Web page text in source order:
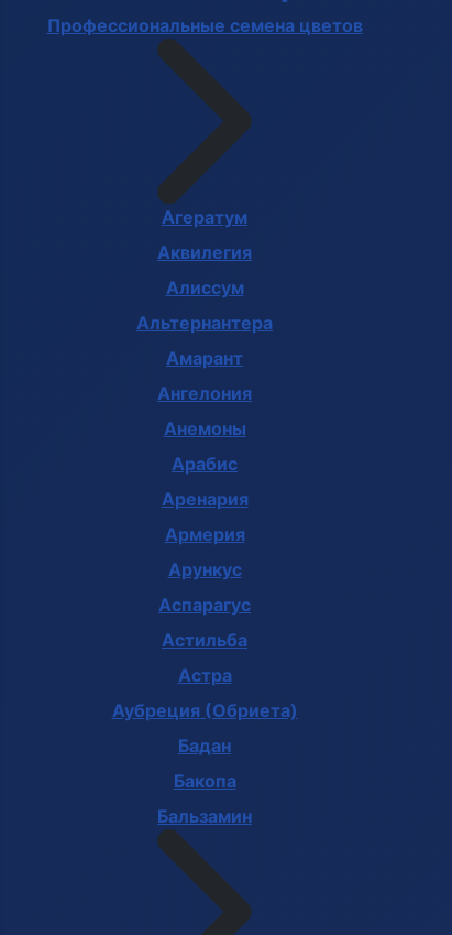
Профессиональные семена цветов
Агератум
Аквилегия
Алиссум
Альтернантера
Амарант
Ангелония
Анемоны
Арабис
Аренария
Армерия
Арункус
Аспарагус
Астильба
Астра
Аубреция (Обриета)
Бадан
Бакопа
Бальзамин